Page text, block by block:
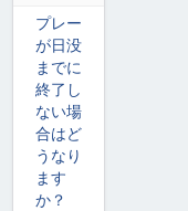
プレー
が日没
までに
終了し
ない場
合はど
うなり
ます
か？